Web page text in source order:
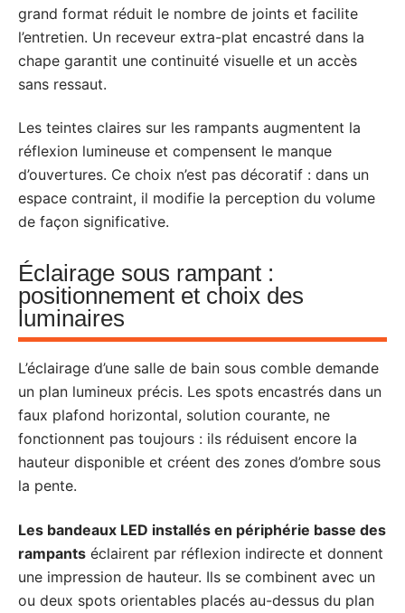
grand format réduit le nombre de joints et facilite
l’entretien. Un receveur extra-plat encastré dans la
chape garantit une continuité visuelle et un accès
sans ressaut.
Les teintes claires sur les rampants augmentent la
réflexion lumineuse et compensent le manque
d’ouvertures. Ce choix n’est pas décoratif : dans un
espace contraint, il modifie la perception du volume
de façon significative.
Éclairage sous rampant :
positionnement et choix des
luminaires
L’éclairage d’une salle de bain sous comble demande
un plan lumineux précis. Les spots encastrés dans un
faux plafond horizontal, solution courante, ne
fonctionnent pas toujours : ils réduisent encore la
hauteur disponible et créent des zones d’ombre sous
la pente.
Les bandeaux LED installés en périphérie basse des
rampants éclairent par réflexion indirecte et donnent
une impression de hauteur. Ils se combinent avec un
ou deux spots orientables placés au-dessus du plan